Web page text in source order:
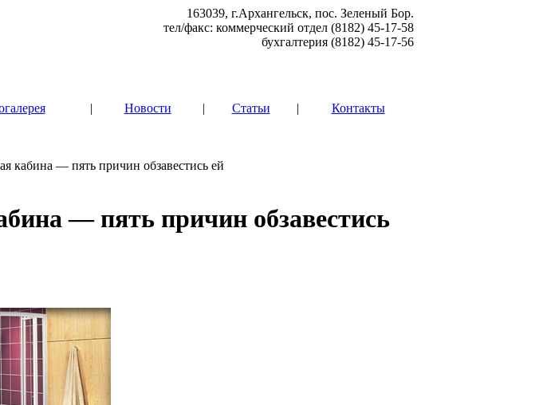
163039, г.Архангельск, пос. Зеленый Бор.
тел/факс: коммерческий отдел (8182) 45-17-58
бухгалтерия (8182) 45-17-56
| Новости | Статьи | Контакты
кабина — пять причин обзавестись ей
— пять причин обзавестись